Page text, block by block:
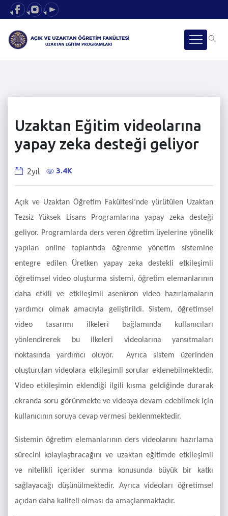
Uzaktan Eğitim videolarına
yapay zeka desteği geliyor
2yıl 3.4K
Açık ve Uzaktan Öğretim Fakültesi’nde yürütülen Uzaktan
Tezsiz Yüksek Lisans Programlarına yapay zeka desteği
geliyor. Programlarda ders veren öğretim üyelerine yönelik
yapılan online toplantıda öğrenme yönetim sistemine
entegre edilen Üretken yapay zeka destekli etkileşimli
öğretimsel video oluşturma sistemi, öğretim elemanlarının
daha etkili ve etkileşimli asenkron video hazırlamaların
yardımcı olmak amacıyla geliştirildi. Sistem, öğretimsel
video tasarımı ilkeleri bağlamında kullanıcıları
yönlendirerek bu ilkeleri videolarına yansıtmaları
noktasında yardımcı oluyor. Ayrıca sistem üzerinden
oluşturulan videolara etkileşimli sorular eklenebilmektedir.
Video etkileşimin eklendiği ilgili kısma geldiğinde durarak
ekranda soru görünmekte ve videoya devam edebilmek için
kullanıcının soruya cevap vermesi beklenmektedir.
Sistemin öğretim elemanlarının ders videolarını hazırlama
sürecini kolaylaştıracağını ve uzaktan eğitimde etkileşimli
ve nitelikli içerikler sunma konusunda büyük bir katkı
sağlayacağı düşünülmektedir. Ayrıca videoları öğretimsel
açıdan daha kaliteli olması da amaçlanmaktadır.